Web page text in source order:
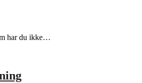
har du ikke…